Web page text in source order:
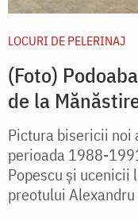
LOCURI DE PELERINAJ
(Foto)
de la
Pictura bisericii noi
perioada 1988-
Popescu și ucenicii
preotului